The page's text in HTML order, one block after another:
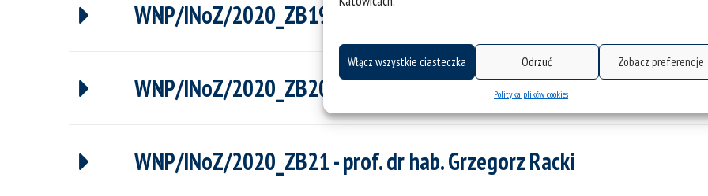
Włącz wszystkie ciasteczka Odrzuć Zobacz preferencje
Polityka plików cookies
WNP/INoZ/2020_ZB19 - dr hab. Halina Pawelec
WNP/INoZ/2020_ZB20 - dr hab. Łukasz Pawlik, prof. UŚ
WNP/INoZ/2020_ZB21 - prof. dr hab. Grzegorz Racki